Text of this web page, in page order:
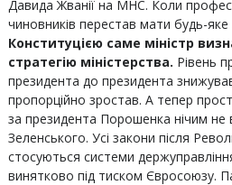
Давида Жванії на МНС. Коли
чиновників перестав мати будь-яке
Конституцією саме міністр
стратегію міністерства. Рівень
президента до президента
пропорційно зростав. А тепер
за президента Порошенка нічим не
Зеленського. Усі закони після
стосуються системи
винятково під тиском Євросоюзу.